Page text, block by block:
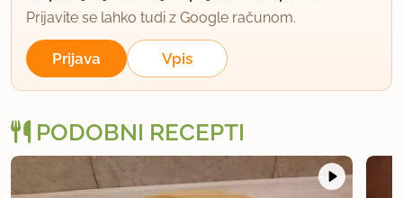
Prijavite se lahko tudi z Google računom.
Prijava Vpis
PODOBNI RECEPTI